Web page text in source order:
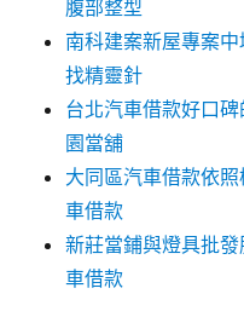
腹部整型
南科建案新屋專案
找精靈針
台北汽車借款好口
園當舖
大同區汽車借款依
車借款
新莊當鋪與燈具批
車借款